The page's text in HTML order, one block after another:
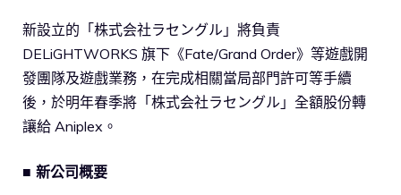
新設立的「株式会社ラセングル」將負責
DELiGHTWORKS 旗下《Fate/Grand Order》等遊戲開
發團隊及遊戲業務，在完成相關當局部門許可等手續
後，於明年春季將「株式会社ラセングル」全額股份轉
讓給 Aniplex。
■ 新公司概要